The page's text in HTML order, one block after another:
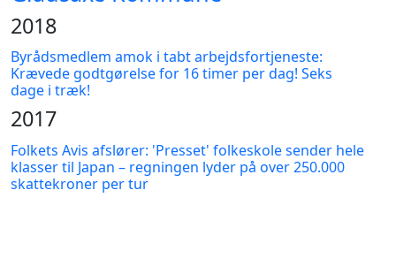
2018
Byrådsmedlem amok i tabt arbejdsfortjeneste:
Krævede godtgørelse for 16 timer per dag! Seks
dage i træk!
2017
Folkets Avis afslører: 'Presset' folkeskole sender hele
klasser til Japan – regningen lyder på over 250.000
skattekroner per tur